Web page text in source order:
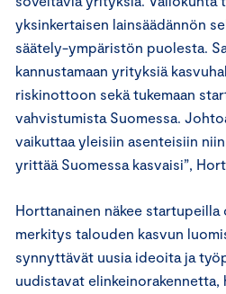
yksinkertaisen lainsäädännön
säätely-ympäristön puolesta.
kannustamaan yrityksiä
riskinottoon sekä tukemaan
vahvistumista Suomessa.
vaikuttaa yleisiin asenteisiin
yrittää Suomessa kasvaisi”,
Horttanainen näkee startupeilla
merkitys talouden kasvun
synnyttävät uusia ideoita ja
uudistavat elinkeinorakennetta,